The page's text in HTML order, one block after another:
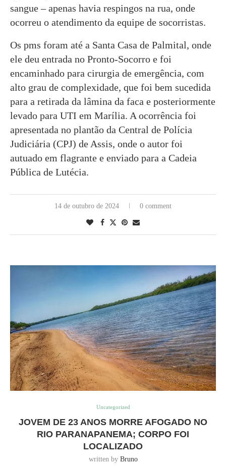
sangue – apenas havia respingos na rua, onde
ocorreu o atendimento da equipe de socorristas.
Os pms foram até a Santa Casa de Palmital, onde
ele deu entrada no Pronto-Socorro e foi
encaminhado para cirurgia de emergência, com
alto grau de complexidade, que foi bem sucedida
para a retirada da lâmina da faca e posteriormente
levado para UTI em Marília. A ocorrência foi
apresentada no plantão da Central de Polícia
Judiciária (CPJ) de Assis, onde o autor foi
autuado em flagrante e enviado para a Cadeia
Pública de Lutécia.
14 de outubro de 2024 0 comment
Uncategorized
JOVEM DE 23 ANOS MORRE AFOGADO NO
RIO PARANAPANEMA; CORPO FOI
LOCALIZADO
written by Bruno